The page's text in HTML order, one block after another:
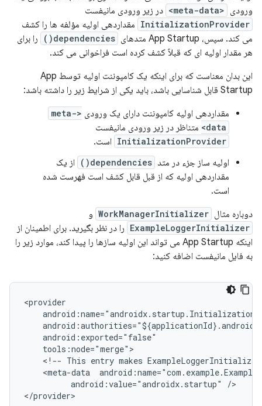
ورودی <meta-data> در زیر ورودی مانیفست
InitializationProvider مقداردهی اولیه مؤلفه ها را کشف
می کند. سپس، App Startup متدهای
dependencies()
را برای
هر مقدار اولیه ای که قبلاً کشف کرده است فراخوانی می کند.
این بدان معناست که برای اینکه یک کامپوننت اولیه توسط App
Startup قابل شناسایی باشد، باید یکی از شرایط زیر را داشته باشد:
مقداردهی اولیه کامپوننت دارای یک ورودی
<meta-
data>
متناظر در زیر ورودی مانیفست
InitializationProvider است.
اولیه ساز جزء در متد dependencies()
از یک
مقداردهی اولیه که از قبل قابل کشف است فهرست شده
است.
دوباره مثال WorkManagerInitializer و
ExampleLoggerInitializer را در نظر بگیرید. برای اطمینان از
اینکه App Startup می تواند این اولیه سازها را پیدا کند، موارد زیر را
به فایل مانیفست اضافه کنید:
<!-- This entry makes ExampleLoggerInitializer
<meta-data
android:value="androidx.startup"
/>